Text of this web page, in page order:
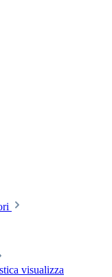
visualizza